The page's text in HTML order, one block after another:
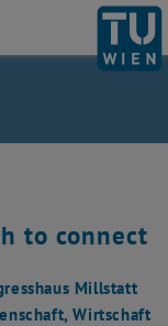
to connect
Millstatt
Wirtschaft